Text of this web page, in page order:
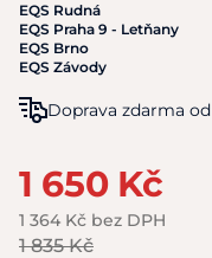
EQS Rudná
EQS Praha 9 - Letňany
EQS Brno
EQS Závody
Doprava zdarma od
1 650 Kč
1 364 Kč bez DPH
1 835 Kč